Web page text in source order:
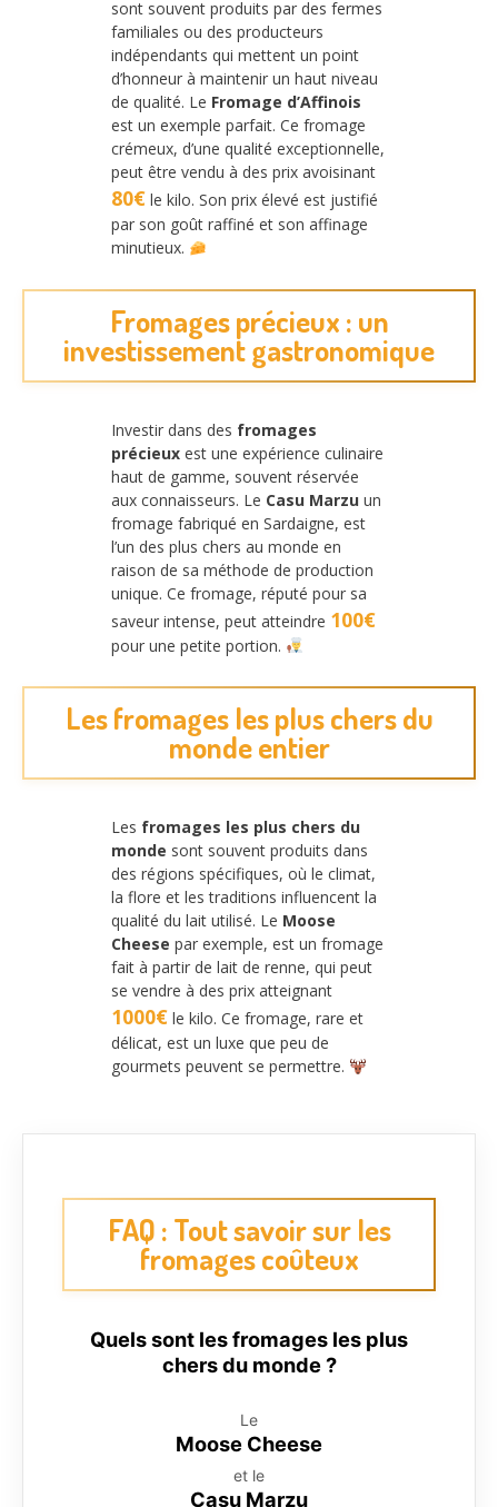
sont souvent produits par des fermes
familiales ou des producteurs
indépendants qui mettent un point
d’honneur à maintenir un haut niveau
de qualité. Le Fromage d’Affinois
est un exemple parfait. Ce fromage
crémeux, d’une qualité exceptionnelle,
peut être vendu à des prix avoisinant
80€ le kilo. Son prix élevé est justifié
par son goût raffiné et son affinage
minutieux.
Fromages précieux : un
investissement gastronomique
Investir dans des fromages
précieux est une expérience culinaire
haut de gamme, souvent réservée
aux connaisseurs. Le Casu Marzu un
fromage fabriqué en Sardaigne, est
l’un des plus chers au monde en
raison de sa méthode de production
unique. Ce fromage, réputé pour sa
saveur intense, peut atteindre 100€
pour une petite portion.
Les fromages les plus chers du
monde entier
Les fromages les plus chers du
monde sont souvent produits dans
des régions spécifiques, où le climat,
la flore et les traditions influencent la
qualité du lait utilisé. Le Moose
Cheese par exemple, est un fromage
fait à partir de lait de renne, qui peut
se vendre à des prix atteignant
1000€ le kilo. Ce fromage, rare et
délicat, est un luxe que peu de
gourmets peuvent se permettre.
FAQ : Tout savoir sur les
fromages coûteux
Quels sont les fromages les plus
chers du monde ?
Le
Moose Cheese
et le
Casu Marzu